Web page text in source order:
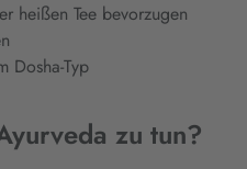
heißen Tee bevorzugen
Dosha-Typ
zu tun?